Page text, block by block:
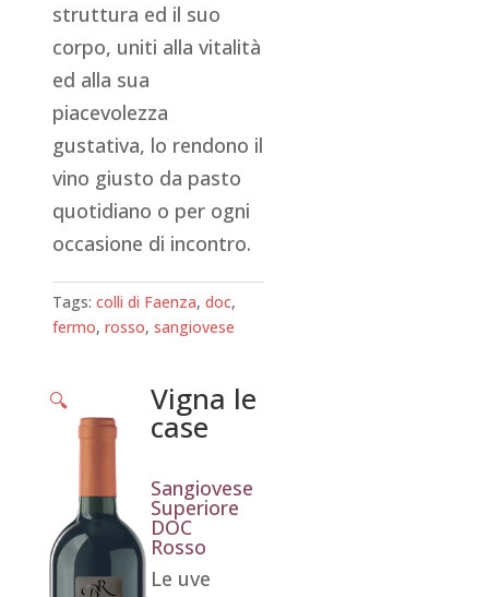
struttura ed il suo
corpo, uniti alla vitalità
ed alla sua
piacevolezza
gustativa, lo rendono il
vino giusto da pasto
quotidiano o per ogni
occasione di incontro.
Tags:colli di Faenza,doc,
fermo,rosso,sangiovese
🔍 Vigna le
case
Sangiovese
Superiore
DOC
Rosso
Le uve